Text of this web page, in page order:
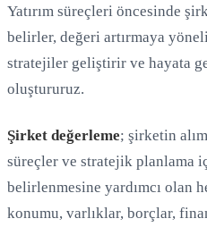
Yatırım süreçleri öncesinde
belirler, değeri artırmaya
stratejiler geliştirir ve hayata
oluştururuz.
Şirket değerleme; şirketin
süreçler ve stratejik planlama
belirlenmesine yardımcı olan
konumu, varlıklar, borçlar,